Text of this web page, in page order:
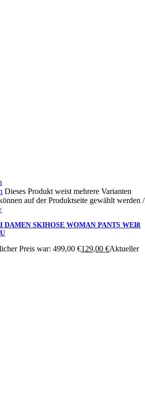
Dieses Produkt weist mehrere Varianten
auf der Produktseite gewählt werden/
DAMEN SKIHOSE WOMAN PANTS WEIß
Preis war: 499,00 €129,00€Aktueller